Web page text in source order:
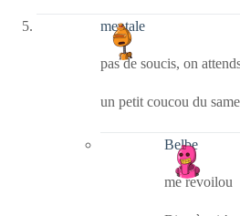
mentale
pas de soucis, on
un petit coucou du
Belbe
me revoilou